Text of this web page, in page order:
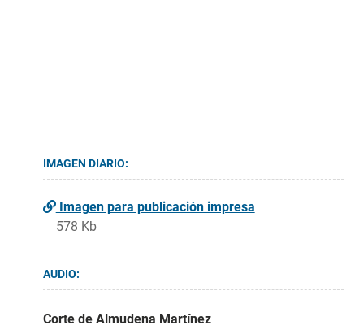
IMAGEN DIARIO:
Imagen para publicación impresa
578 Kb
AUDIO:
Corte de Almudena Martínez